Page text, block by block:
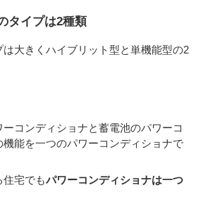
タイプは2種類
大きくハイブリット型と単機能型の2
コンディショナと蓄電池のパワーコ
機能を一つのパワーコンディショナで
住宅でもパワーコンディショナは一つ